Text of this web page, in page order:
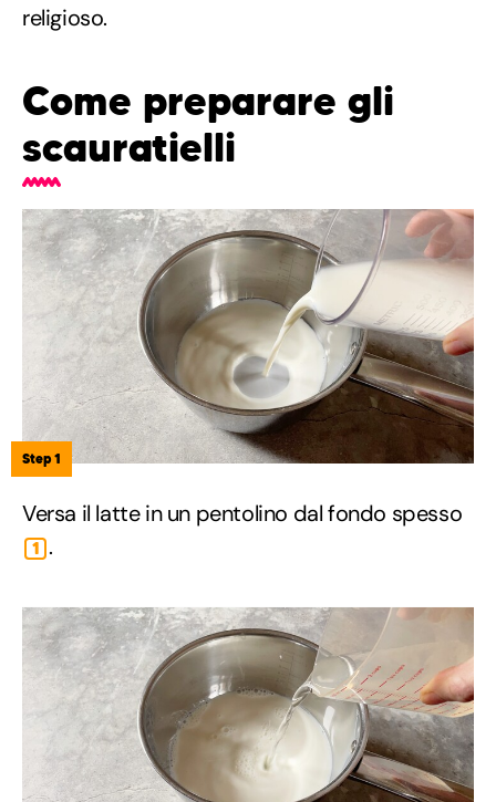
religioso.
Come preparare gli
scauratielli
Step 1
Versa il latte in un pentolino dal fondo spesso
1 .